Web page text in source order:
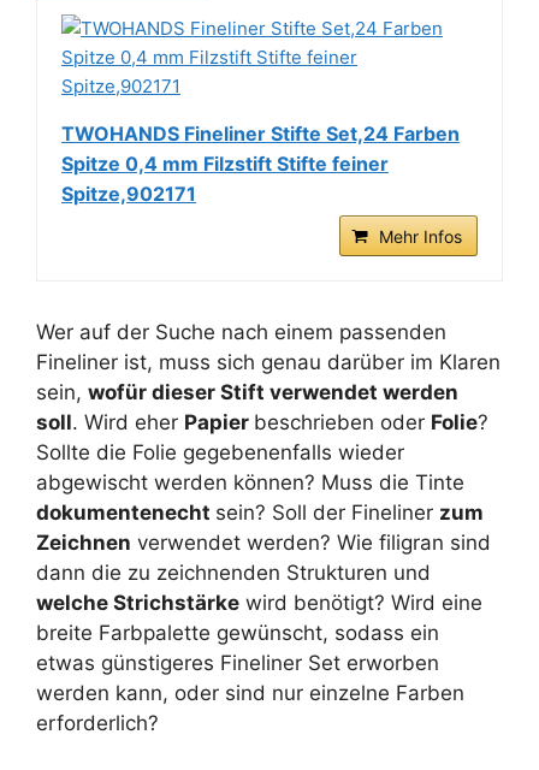
TWOHANDS Fineliner Stifte Set,24 Farben
Spitze 0,4 mm Filzstift Stifte feiner
Spitze,902171
Mehr Infos
Wer auf der Suche nach einem passenden
Fineliner ist, muss sich genau darüber im Klaren
sein, wofür dieser Stift verwendet werden
soll. Wird eher Papier beschrieben oder Folie?
Sollte die Folie gegebenenfalls wieder
abgewischt werden können? Muss die Tinte
dokumentenecht sein? Soll der Fineliner zum
Zeichnen verwendet werden? Wie filigran sind
dann die zu zeichnenden Strukturen und
welche Strichstärke wird benötigt? Wird eine
breite Farbpalette gewünscht, sodass ein
etwas günstigeres Fineliner Set erworben
werden kann, oder sind nur einzelne Farben
erforderlich?